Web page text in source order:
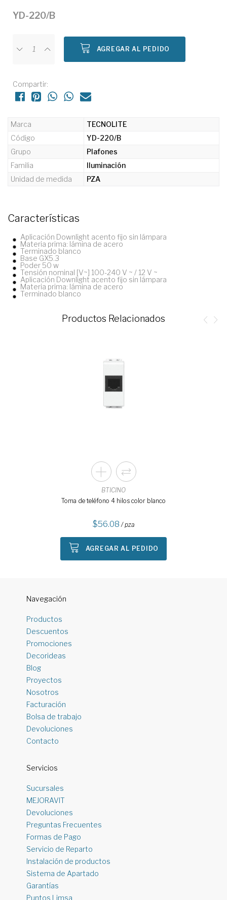
YD-220/B
AGREGAR AL PEDIDO
Compartir:
Marca
TECNOLITE
Código
YD-220/B
Grupo
Plafones
Familia
Iluminación
Unidad de medida
PZA
Características
Aplicación Downlight acento fijo sin lámpara
Materia prima: lámina de acero
Terminado blanco
Base GX5.3
Poder 50 w
Tensión nominal [V~] 100-240 V ~ / 12 V ~
Aplicación Downlight acento fijo sin lámpara
Materia prima: lámina de acero
Terminado blanco
Productos Relacionados
BTICINO
Toma de teléfono 4 hilos color blanco
56.08 / pza
AGREGAR AL PEDIDO
Navegación
Productos
Descuentos
Promociones
Decorideas
Blog
Proyectos
Nosotros
Facturación
Bolsa de trabajo
Devoluciones
Contacto
Servicios
Sucursales
MEJORAVIT
Devoluciones
Preguntas Frecuentes
Formas de Pago
Servicio de Reparto
Instalación de productos
Sistema de Apartado
Garantías
Puntos Limsa